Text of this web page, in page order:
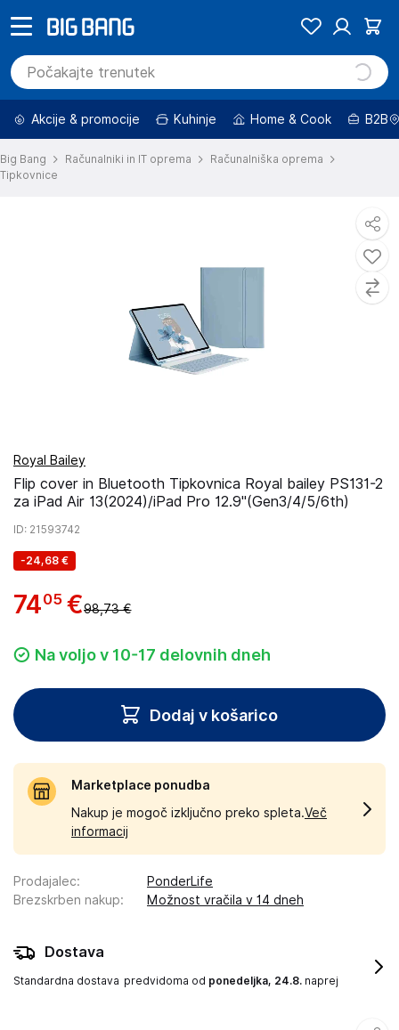
Akcije & promocije Kuhinje Home & Cook B2B
Big Bang Računalniki in IT oprema
Računalniška oprema
Tipkovnice
Royal Bailey
Flip cover in Bluetooth Tipkovnica Royal bailey PS131-2
za iPad Air 13(2024)/iPad Pro 12.9''(Gen3/4/5/6th)
ID: 21593742
-24,68 €
7405 €98,73 €
Na voljo v 10-17 delovnih dneh
Dodaj v košarico
Marketplace ponudba
Nakup je mogoč izključno preko spleta.Več
informacij
Prodajalec:
PonderLife
Brezskrben nakup: Možnost vračila v 14 dneh
Dostava
Standardna dostava predvidoma od ponedeljka, 24.8. naprej